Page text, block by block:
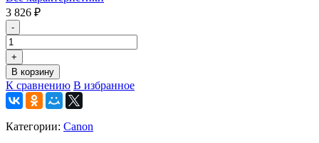
3 826 ₽
-
+
В корзину
К сравнению В избранное
Категории: Canon